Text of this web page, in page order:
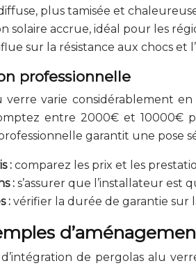
plus tamisée et
solaire accrue, idéal pour les
sur la résistance aux chocs et
professionnelle
varie considérablement
entre 2000€ et 10000€
garantit une pose
: comparez les prix et les
: s’assurer que l’installateur est
: vérifier la durée de garantie sur
de pergolas alu